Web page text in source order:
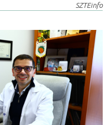
SZTEinfo